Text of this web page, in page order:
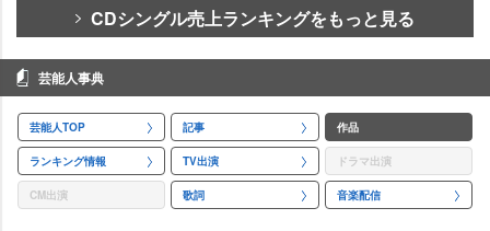
CDシングル売上ランキングをもっと見る
芸能人事典
芸能人TOP 記事 作品
ランキング情報 TV出演 ドラマ出演
CM出演 歌詞 音楽配信